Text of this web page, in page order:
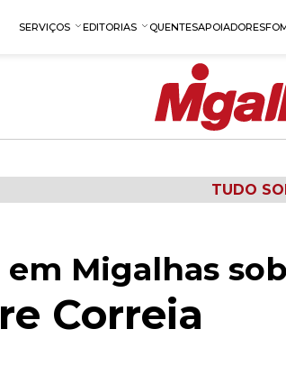
SERVIÇOS EDITORIAS QUENTESAPOIADORES
TUDO
em Migalhas
Correia